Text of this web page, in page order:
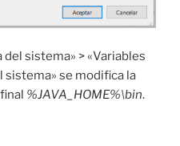
sistema» > «Variables
sistema» se modifica la
%JAVA_HOME%\bin.